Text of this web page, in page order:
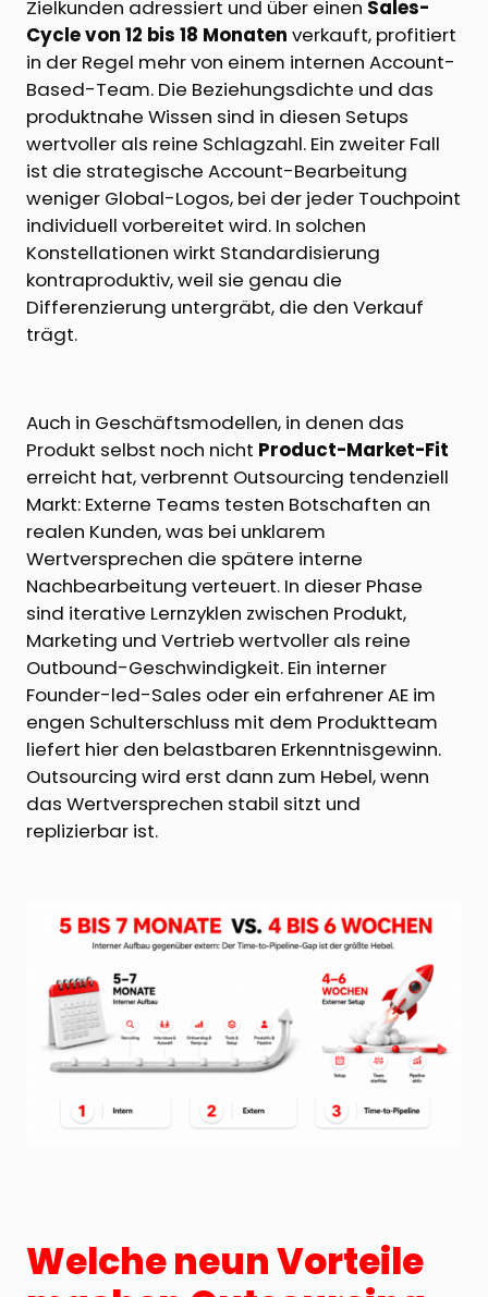
Zielkunden adressiert und über einen Sales-
Cycle von 12 bis 18 Monaten verkauft, profitiert
in der Regel mehr von einem internen Account-
Based-Team. Die Beziehungsdichte und das
produktnahe Wissen sind in diesen Setups
wertvoller als reine Schlagzahl. Ein zweiter Fall
ist die strategische Account-Bearbeitung
weniger Global-Logos, bei der jeder Touchpoint
individuell vorbereitet wird. In solchen
Konstellationen wirkt Standardisierung
kontraproduktiv, weil sie genau die
Differenzierung untergräbt, die den Verkauf
trägt.
Auch in Geschäftsmodellen, in denen das
Produkt selbst noch nicht Product-Market-Fit
erreicht hat, verbrennt Outsourcing tendenziell
Markt: Externe Teams testen Botschaften an
realen Kunden, was bei unklarem
Wertversprechen die spätere interne
Nachbearbeitung verteuert. In dieser Phase
sind iterative Lernzyklen zwischen Produkt,
Marketing und Vertrieb wertvoller als reine
Outbound-Geschwindigkeit. Ein interner
Founder-led-Sales oder ein erfahrener AE im
engen Schulterschluss mit dem Produktteam
liefert hier den belastbaren Erkenntnisgewinn.
Outsourcing wird erst dann zum Hebel, wenn
das Wertversprechen stabil sitzt und
replizierbar ist.
Welche neun Vorteile